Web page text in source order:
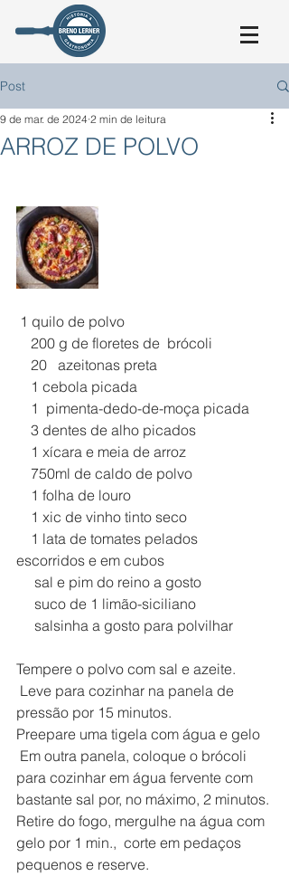
Post
ARROZ DE POLVO
9 de mar. de 2024 2 min de leitura
1 quilo de polvo
200 g de floretes de  brócoli
20   azeitonas preta
1 cebola picada
1  pimenta-dedo-de-moça picada
3 dentes de alho picados
1 xícara e meia de arroz
750ml de caldo de polvo
1 folha de louro
1 xic de vinho tinto seco
1 lata de tomates pelados
escorridos e em cubos
sal e pim do reino a gosto
suco de 1 limão-siciliano
salsinha a gosto para polvilhar
Tempere o polvo com sal e azeite.
Leve para cozinhar na panela de
pressão por 15 minutos.
Preepare uma tigela com água e gelo
Em outra panela, coloque o brócoli
para cozinhar em água fervente com
bastante sal por, no máximo, 2 minutos.
Retire do fogo, mergulhe na água com
gelo por 1 min.,  corte em pedaços
pequenos e reserve.